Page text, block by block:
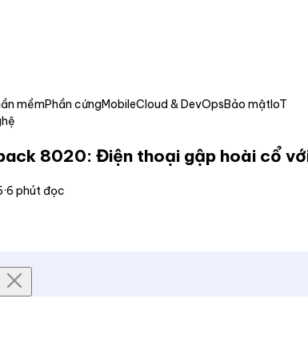
mềmPhần cứngMobileCloud & DevOpsBảo mậtIoT
8020: Điện thoại gập hoài cổ
·6 phút đọc